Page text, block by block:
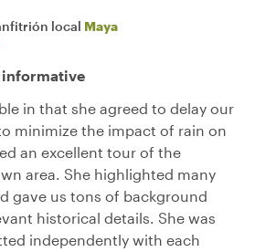
local Maya
informative
in that she agreed to delay our
minimize the impact of rain on
an excellent tour of the
area. She highlighted many
gave us tons of background
historical details. She was
independently with each